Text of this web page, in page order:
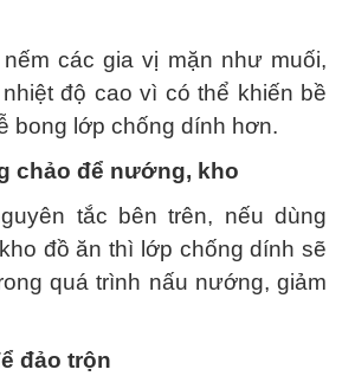
các gia vị mặn như muối,
độ cao vì có thể khiến bề
bong lớp chống dính hơn.
chảo để nướng, kho
tắc bên trên, nếu dùng
đồ ăn thì lớp chống dính sẽ
quá trình nấu nướng, giảm
đảo trộn